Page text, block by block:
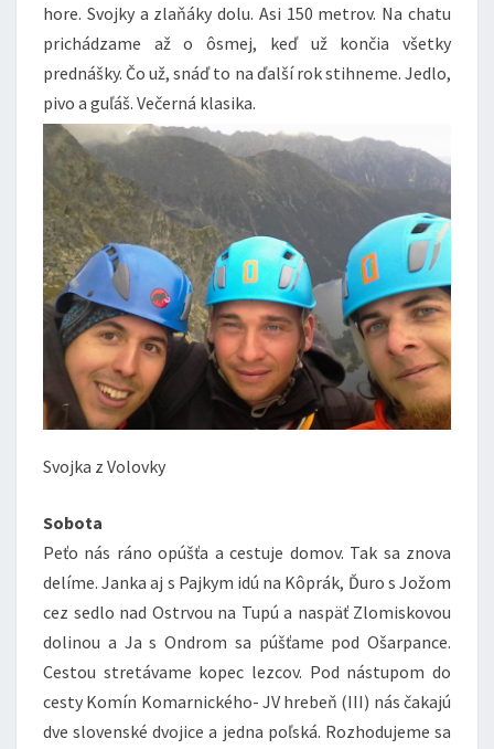
hore. Svojky a zlaňáky dolu. Asi 150 metrov. Na chatu
prichádzame až o ôsmej, keď už končia všetky
prednášky. Čo už, snáď to na ďalší rok stihneme. Jedlo,
pivo a guľáš. Večerná klasika.
Svojka z Volovky
Sobota
Peťo nás ráno opúšťa a cestuje domov. Tak sa znova
delíme. Janka aj s Pajkym idú na Kôprák, Ďuro s Jožom
cez sedlo nad Ostrvou na Tupú a naspäť Zlomiskovou
dolinou a Ja s Ondrom sa púšťame pod Ošarpance.
Cestou stretávame kopec lezcov. Pod nástupom do
cesty Komín Komarnického- JV hrebeň (III) nás čakajú
dve slovenské dvojice a jedna poľská. Rozhodujeme sa